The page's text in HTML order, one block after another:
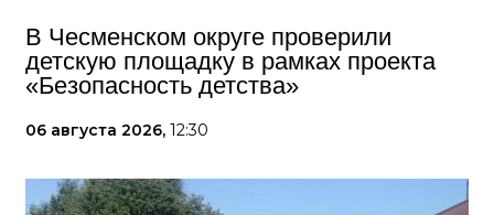
В Чесменском округе проверили
детскую площадку в рамках проекта
«Безопасность детства»
06 августа 2026, 12:30